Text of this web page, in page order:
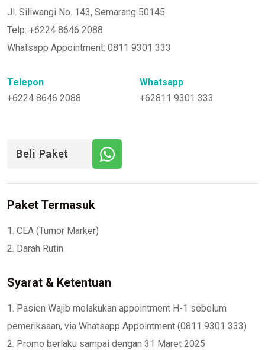
Jl. Siliwangi No. 143, Semarang 50145
Telp: +6224 8646 2088
Whatsapp Appointment: 0811 9301 333
Telepon
+6224 8646 2088
Whatsapp
+62811 9301 333
Beli Paket
Paket Termasuk
1. CEA (Tumor Marker)
2. Darah Rutin
Syarat & Ketentuan
1. Pasien Wajib melakukan appointment H-1 sebelum
pemeriksaan, via Whatsapp Appointment (0811 9301 333)
2. Promo berlaku sampai dengan 31 Maret 2025